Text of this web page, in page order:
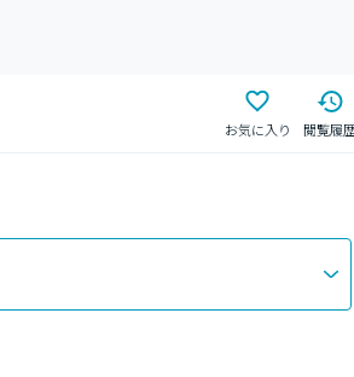
お気に入り 閲覧履